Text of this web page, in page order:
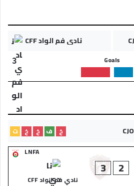
نادي فم الواد CFF
Goals
3
خ ف خ خ
ت
LNFA
2
3
نادي فم الواد CFF